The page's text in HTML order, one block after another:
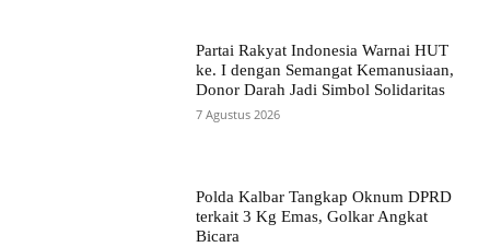
Partai Rakyat Indonesia Warnai HUT
ke. I dengan Semangat Kemanusiaan,
Donor Darah Jadi Simbol Solidaritas
7 Agustus 2026
Polda Kalbar Tangkap Oknum DPRD
terkait 3 Kg Emas, Golkar Angkat
Bicara